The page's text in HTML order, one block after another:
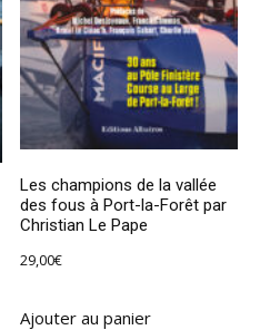
Les champions de la vallée
des fous à Port-la-Forêt par
Christian Le Pape
29,00€
Ajouter au panier